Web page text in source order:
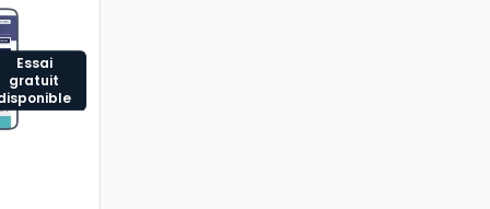
Essai
gratuit